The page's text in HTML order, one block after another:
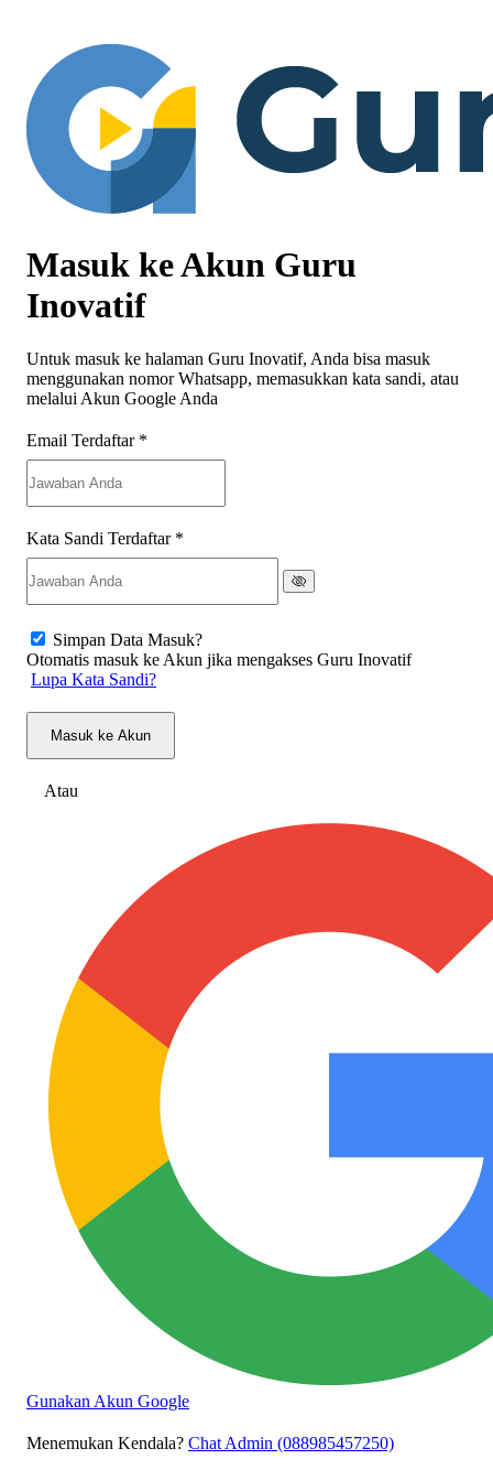
Masuk ke Akun Guru
Inovatif
Untuk masuk ke halaman Guru Inovatif, Anda bisa masuk
menggunakan nomor Whatsapp, memasukkan kata sandi, atau
melalui Akun Google Anda
Email Terdaftar *
Kata Sandi Terdaftar *
Simpan Data Masuk?
Otomatis masuk ke Akun jika mengakses Guru Inovatif
Lupa Kata Sandi?
Masuk ke Akun
Atau
Gunakan Akun Google
Menemukan Kendala? Chat Admin (088985457250)